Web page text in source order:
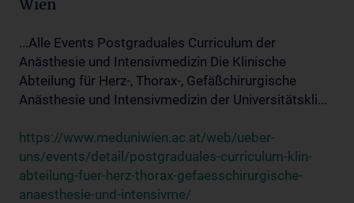
Wien
...Alle Events Postgraduales Curriculum der
Anästhesie und Intensivmedizin Die Klinische
Abteilung für Herz-, Thorax-, Gefäßchirurgische
Anästhesie und Intensivmedizin der Universitätskli...
https://www.meduniwien.ac.at/web/ueber-
uns/events/detail/postgraduales-curriculum-klin-
abteilung-fuer-herz-thorax-gefaesschirurgische-
anaesthesie-und-intensivme/